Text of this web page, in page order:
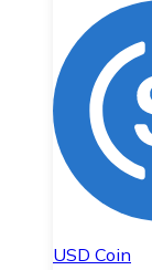
USD Coin